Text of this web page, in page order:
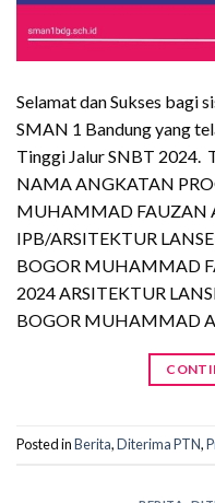
Selamat dan Sukses bagi
SMAN 1 Bandung yang
Tinggi Jalur SNBT 2024.
NAMA ANGKATAN
MUHAMMAD FAUZAN
IPB/ARSITEKTUR
BOGOR MUHAMMAD
2024 ARSITEKTUR
BOGOR MUHAMMAD
Posted inBerita,Diterima PTN,